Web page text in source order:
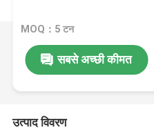
MOQ：5 टन
सबसे अच्छी कीमत
उत्पाद विवरण